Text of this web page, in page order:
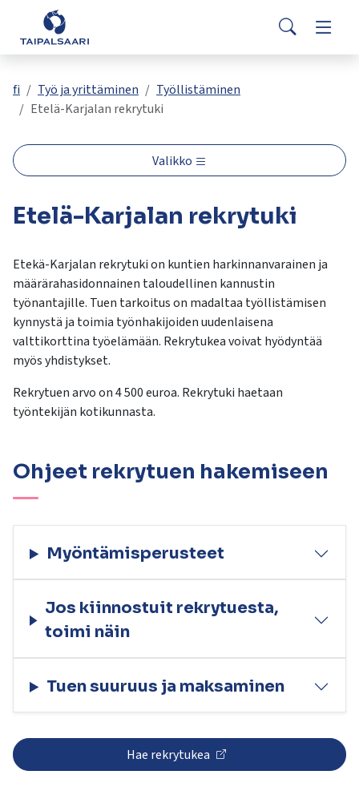
Siirry pääsisältöön
Palaute
Yhteystiedot
Search
Valitse
oleva
tulos
ja
alasnuolilla.
valittuun
hakutulokseen
enteriä.
Kosketuslaitteiden
käyttäjät
voivat
käyttää
kosketus-
ja
pyyhkäisyliikkeitä.
Asuminen ja rakentaminen
Opetus ja kasvatus
Hyvinvointi ja terveys
Työ ja yrittäminen
fi Työ ja yrittäminen
Työllistäminen
Etelä-Karjalan rekrytuki
Valikko
Etelä-Karjalan rekrytuki
Etekä-Karjalan rekrytuki on kuntien harkinnanvarainen ja
määrärahasidonnainen taloudellinen kannustin
työnantajille. Tuen tarkoitus on madaltaa työllistämisen
kynnystä ja toimia työnhakijoiden uudenlaisena
valttikorttina työelämään. Rekrytukea voivat hyödyntää
myös yhdistykset.
Rekrytuen arvo on 4 500 euroa. Rekrytuki haetaan
työntekijän kotikunnasta.
Ohjeet rekrytuen hakemiseen
Myöntämisperusteet
Jos kiinnostuit rekrytuesta,
toimi näin
Tuen suuruus ja maksaminen
Hae rekrytukea